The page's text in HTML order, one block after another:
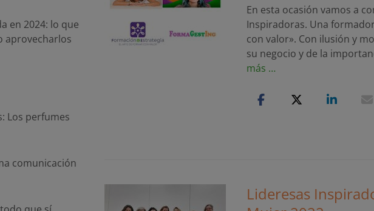
En esta ocasión vamos a
Inspiradoras. Una
con valor». Con ilusión y
su negocio y de la
más …
Lideresas
en 2024: lo que
aprovecharlos
Los perfumes
comunicación